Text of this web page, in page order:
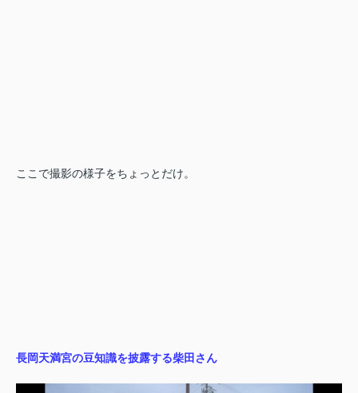
ここで撮影の様子をちょっとだけ。
長岡天満宮の豆知識を披露する柴田さん